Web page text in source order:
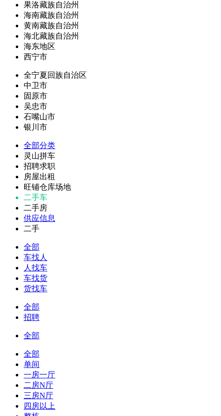
果洛藏族自治州
海南藏族自治州
黄南藏族自治州
海北藏族自治州
海东地区
西宁市
全宁夏回族自治区
中卫市
固原市
吴忠市
石嘴山市
银川市
全部分类
灵山拼车
招聘求职
房屋出租
旺铺仓库场地
二手车
二手房
供应信息
二手
全部
车找人
人找车
车找货
货找车
全部
招聘
全部
全部
单间
一房一厅
二房N厅
三房N厅
四房以上